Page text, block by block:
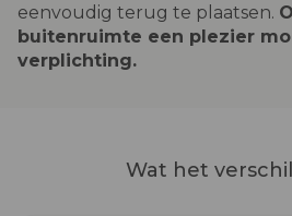
eenvoudig terug te plaatsen.
buitenruimte een plezier
verplichting.
Wat het